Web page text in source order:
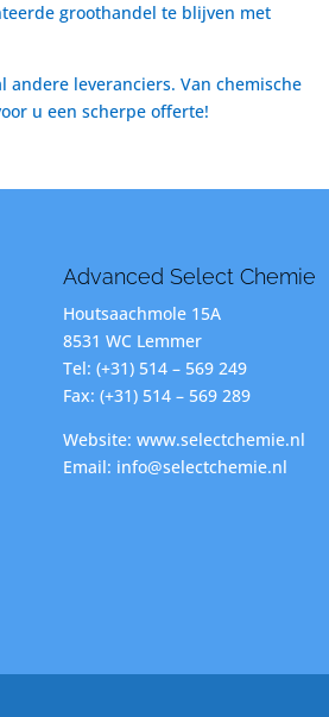
groothandel te blijven met
andere leveranciers. Van chemische
u een scherpe offerte!
Advanced Select Chemie
Houtsaachmole 15A
8531 WC Lemmer
Tel: (+31) 514 – 569 249
Fax: (+31) 514 – 569 289
Website: www.selectchemie.nl
Email: info@selectchemie.nl